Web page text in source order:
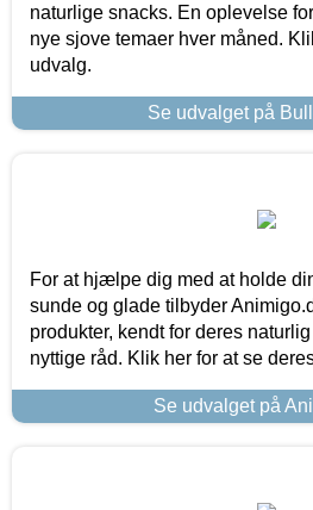
naturlige snacks. En oplevelse
nye sjove temaer hver måned.
udvalg.
Se udvalget på
For at hjælpe dig med at holde
sunde og glade tilbyder
produkter, kendt for deres
nyttige råd. Klik her for at se
Se udvalget på